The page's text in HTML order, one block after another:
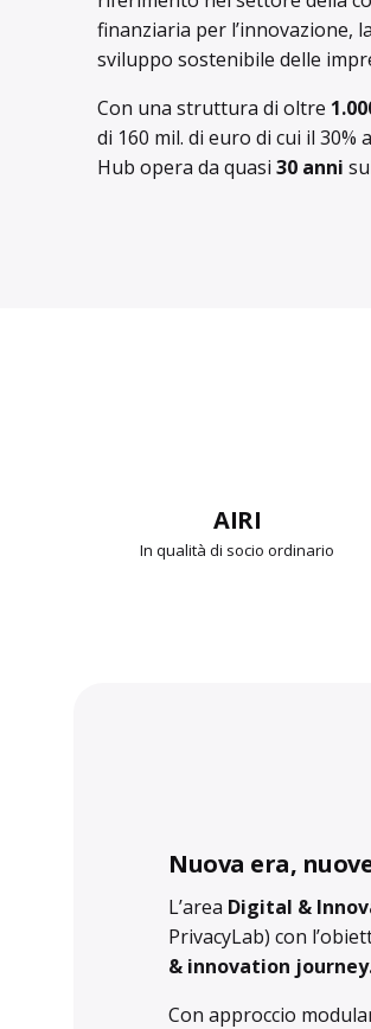
finanziaria per l’innovazione,
sviluppo sostenibile delle
Con una struttura di oltre
di 160 mil. di euro di cui il
Hub opera da quasi 30 anni
ANDAF
In qualità di socio
Nuova era,
L’area Digital &
PrivacyLab) con
& innovation
Con approccio